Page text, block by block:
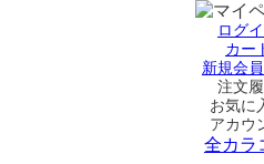
ログ
カー
新規会
注文
お気に
アカウ
全カラ